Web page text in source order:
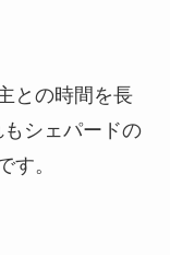
との時間を長
シェパードの
す。